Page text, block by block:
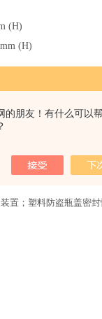
的朋友！有什么可以
(H)
(H)
形成的软包装件
量化测定，各种软
置；塑料防盗瓶盖密